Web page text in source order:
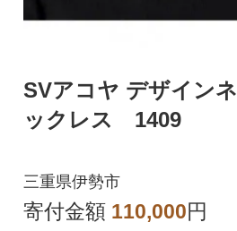
SVアコヤ デザインネ
ックレス 1409
三重県伊勢市
寄付金額 110,000円